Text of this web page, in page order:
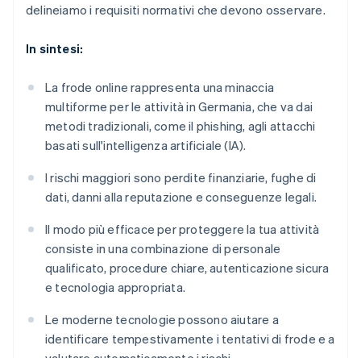
delineiamo i requisiti normativi che devono osservare.
In sintesi:
La frode online rappresenta una minaccia
multiforme per le attività in Germania, che va dai
metodi tradizionali, come il phishing, agli attacchi
basati sull'intelligenza artificiale (IA).
I rischi maggiori sono perdite finanziarie, fughe di
dati, danni alla reputazione e conseguenze legali.
Il modo più efficace per proteggere la tua attività
consiste in una combinazione di personale
qualificato, procedure chiare, autenticazione sicura
e tecnologia appropriata.
Le moderne tecnologie possono aiutare a
identificare tempestivamente i tentativi di frode e a